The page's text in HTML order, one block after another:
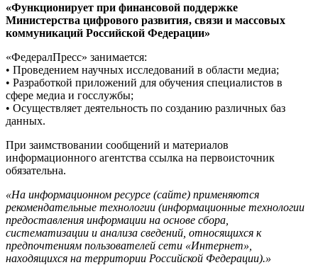
«Функционирует при финансовой поддержке
Министерства цифрового развития, связи и массовых
коммуникаций Российской Федерации»
«ФедералПресс» занимается:
• Проведением научных исследований в области медиа;
• Разработкой приложений для обучения специалистов в
сфере медиа и госслужбы;
• Осуществляет деятельность по созданию различных баз
данных.
При заимствовании сообщений и материалов
информационного агентства ссылка на первоисточник
обязательна.
«На информационном ресурсе (сайте) применяются
рекомендательные технологии (информационные технологии
предоставления информации на основе сбора,
систематизации и анализа сведений, относящихся к
предпочтениям пользователей сети «Интернет»,
находящихся на территории Российской Федерации).»